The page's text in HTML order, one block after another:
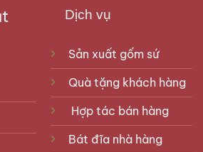
Dịch vụ
Sản xuất gốm sứ
Quà tặng khách hàng
Hợp tác bán hàng
Bát đĩa nhà hàng